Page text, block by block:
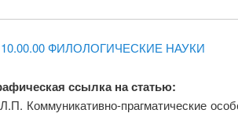
10.00.00 ФИЛОЛОГИЧЕСКИЕ НАУКИ
ссылка на статью:
Коммуникативно-прагматические